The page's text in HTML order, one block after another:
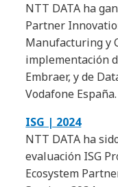
NTT DATA ha
Partner
Manufacturing y
implementación
Embraer, y de
Vodafone España.
ISG | 2024
NTT DATA ha
evaluación ISG
Ecosystem